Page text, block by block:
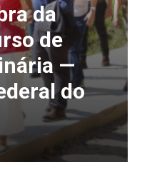
da
de
—
do